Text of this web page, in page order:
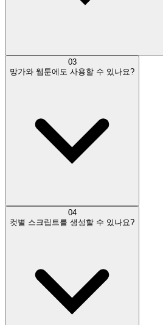
03
망가와 웹툰에도 사용할 수 있나요?
04
컷별 스크립트를 생성할 수 있나요?